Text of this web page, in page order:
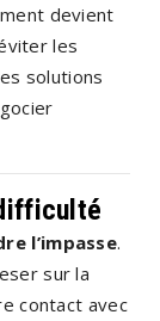
devient
les
solutions
l’impasse.
sur la
contact avec